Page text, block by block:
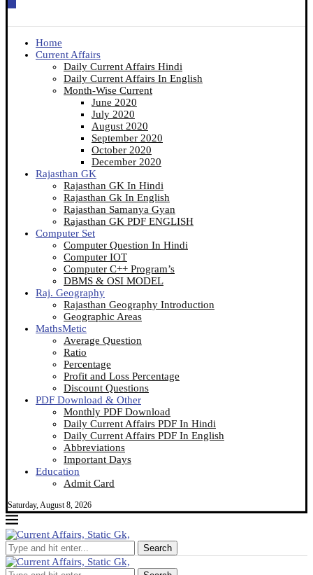
Home
Current Affairs
Daily Current Affairs Hindi
Daily Current Affairs In English
Month-Wise Current
June 2020
July 2020
August 2020
September 2020
October 2020
December 2020
Rajasthan GK
Rajasthan GK In Hindi
Rajasthan Gk In English
Rajasthan Samanya Gyan
Rajasthan GK PDF ENGLISH
Computer Set
Computer Question In Hindi
Computer IOT
Computer C++ Program’s
DBMS & OSI MODEL
Raj. Geography
Rajasthan Geography Introduction
Geographic Areas
MathsMetic
Average Question
Ratio
Percentage
Profit and Loss Percentage
Discount Questions
PDF Download & Other
Monthly PDF Download
Daily Current Affairs PDF In Hindi
Daily Current Affairs PDF In English
Abbreviations
Important Days
Education
Admit Card
Saturday, August 8, 2026
Search